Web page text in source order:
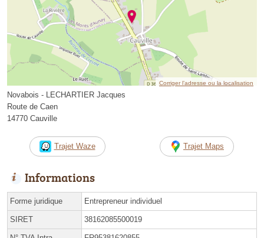
Corriger l’adresse ou la localisation
Novabois - LECHARTIER Jacques
Route de Caen
14770 Cauville
Trajet Waze Trajet Maps
Informations
Forme juridique Entrepreneur individuel
SIRET 38162085500019